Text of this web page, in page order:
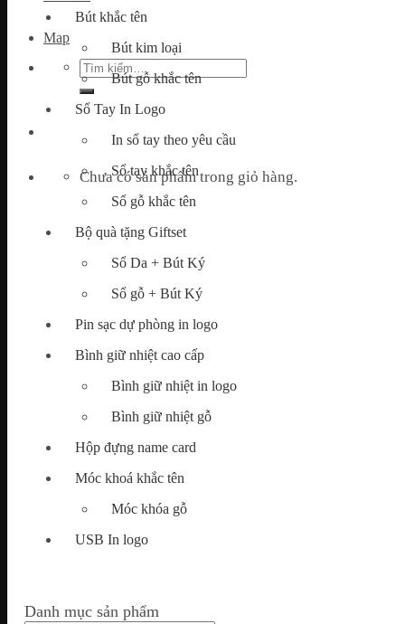
Map
Tìm
kiếm:
Chưa có sản phẩm trong giỏ hàng.
Bút khắc tên
Bút kim loại
Bút gỗ khắc tên
Sổ Tay In Logo
In sổ tay theo yêu cầu
Sổ tay khắc tên
Sổ gỗ khắc tên
Bộ quà tặng Giftset
Sổ Da + Bút Ký
Sổ gỗ + Bút Ký
Pin sạc dự phòng in logo
Bình giữ nhiệt cao cấp
Bình giữ nhiệt in logo
Bình giữ nhiệt gỗ
Hộp đựng name card
Móc khoá khắc tên
Móc khóa gỗ
USB In logo
Danh mục sản phẩm